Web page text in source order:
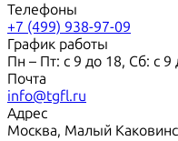
Телефоны
+7 (499) 938-97-09
График работы
Пн – Пт: с 9 до 18, Сб: с 9
Почта
info@tgfl.ru
Адрес
Москва, Малый